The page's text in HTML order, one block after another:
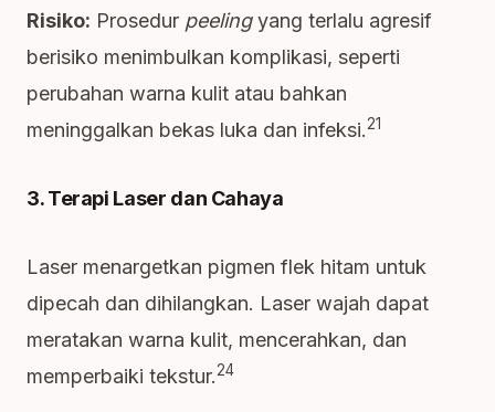
Risiko: Prosedur peelingyang terlalu agresif
berisiko menimbulkan komplikasi, seperti
perubahan warna kulit atau bahkan
meninggalkan bekas luka dan infeksi.21
3. Terapi Laser dan Cahaya
Laser menargetkan pigmen flek hitam untuk
dipecah dan dihilangkan. Laser wajah dapat
meratakan warna kulit, mencerahkan, dan
memperbaiki tekstur.24